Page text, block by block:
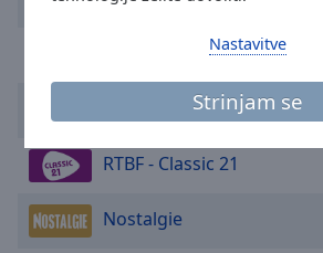
Strinjam se
Nastavitve
dialog
window.
Escape
BRUCE - classic rock
RTBF - Classic 21
Nostalgie